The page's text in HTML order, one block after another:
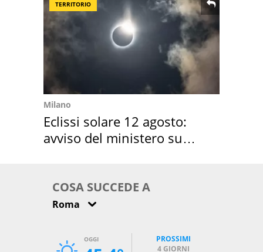
TERRITORIO
Milano
Eclissi solare 12 agosto:
avviso del ministero su